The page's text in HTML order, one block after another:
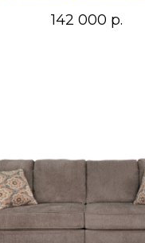
142 000 р.